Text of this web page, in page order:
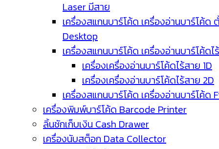
Laser มีสาย
เครื่องสแกนบาร์โค้ด เครื่องอ่านบาร์โค้ด
Desktop
เครื่องสแกนบาร์โค้ด เครื่องอ่านบาร์โค้ดไ
เครื่องเครื่องอ่านบาร์โค้ดไร้สาย 1D
เครื่องเครื่องอ่านบาร์โค้ดไร้สาย 2D
เครื่องสแกนบาร์โค้ด เครื่องอ่านบาร์โค้ด
เครื่องพิมพ์บาร์โค้ด Barcode Printer
ลิ้นชักเก็บเงิน Cash Drawer
เครื่องนับสต็อก Data Collector